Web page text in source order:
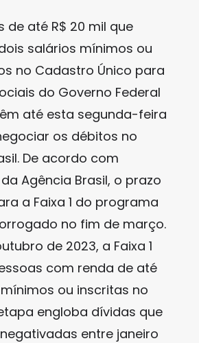
de até R$ 20 mil que
salários mínimos ou
no Cadastro Único para
do Governo Federal
até esta segunda-feira
os débitos no
De acordo com
Agência Brasil, o prazo
a Faixa 1 do programa
no fim de março.
de 2023, a Faixa 1
com renda de até
ou inscritas no
engloba dívidas que
entre janeiro